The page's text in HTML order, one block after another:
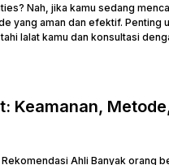
Nah, jika kamu sedang
yang aman dan efektif. Penting
lalat kamu dan konsultasi
Keamanan,
Ahli Banyak orang